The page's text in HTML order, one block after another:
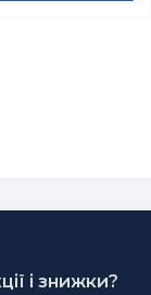
і знижки?